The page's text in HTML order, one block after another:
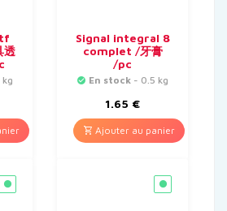
透
Signal integral 8
complet /牙膏
/pc
En stock - 0.5 kg
1.65 €
Ajouter au panier